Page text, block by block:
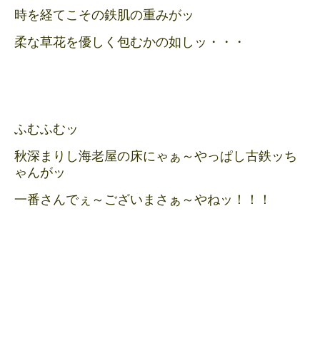
時を経てこその鉄肌の重みがッ
柔な草花を優しく包むかの如しッ・・・
ふむふむッ
秋深まりし海老屋の床にゃぁ～やっぱし古鉄ッち
ゃんがッ
一番さんでぇ～ございまさぁ～やねッ！！！